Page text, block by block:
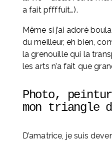
a fait pffffuit…).
Même si j’ai adoré
du meilleur, eh bien,
la grenouille qui la
les arts n’a fait que
Photo,
mon triangle
D’amatrice, je suis